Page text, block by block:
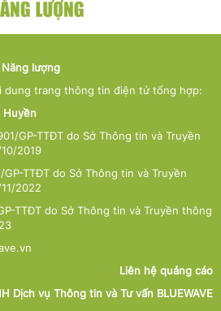
lượng
dung trang thông tin điện tử tổng hợp:
Huyền
GP-TTĐT do Sở Thông tin và Truyền
2019
TTĐT do Sở Thông tin và Truyền
2022
TTĐT do Sở Thông tin và Truyền thông
Liên hệ quảng cáo
Dịch vụ Thông tin và Tư vấn BLUEWAVE